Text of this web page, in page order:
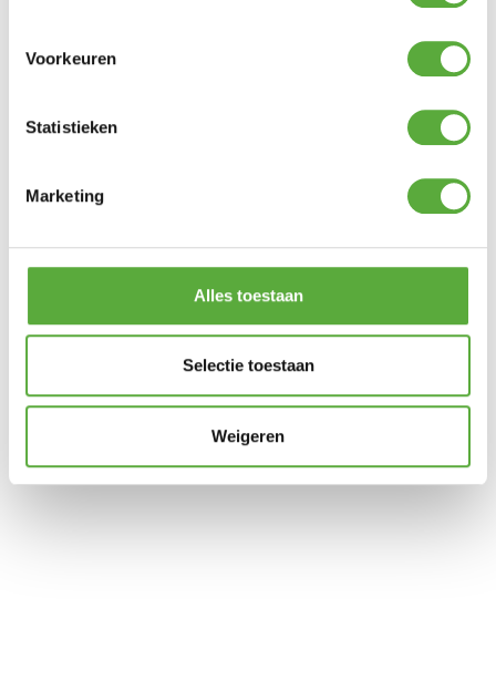
Voorkeuren
Statistieken
Marketing
Alles toestaan
Selectie toestaan
Weigeren